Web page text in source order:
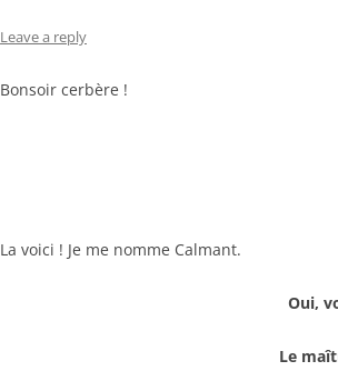
Leave a reply
Bonsoir cerbère !
La voici ! Je me nomme Calmant.
Oui,
Le